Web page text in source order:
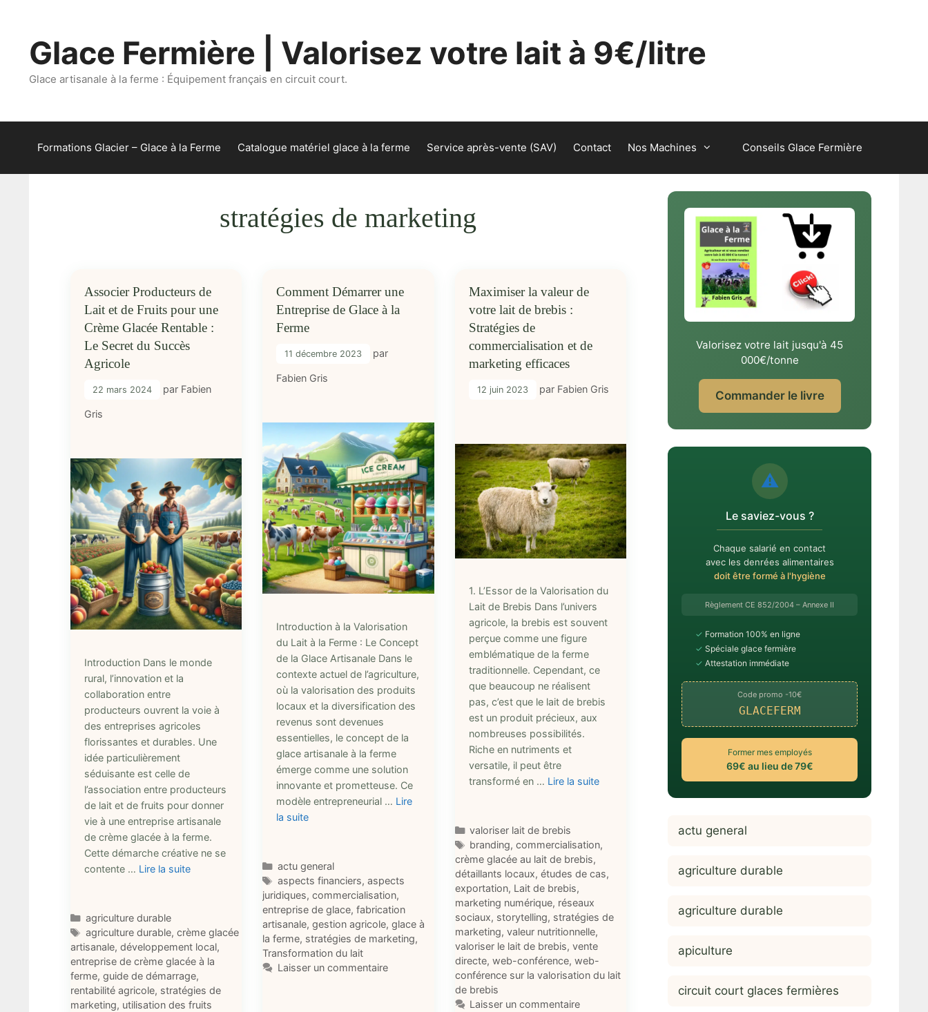
contenuGlace Fermière | Valorisez votre lait à 9€/litre
Glace artisanale à la ferme : Équipement français en circuit court.
Formations Glacier – Glace à la Ferme Catalogue matériel glace à la ferme Service après-vente (SAV) Contact Nos Machines Conseils Glace Fermière
stratégies de marketing
Associer Producteurs de
Lait et de Fruits pour une
Crème Glacée Rentable :
Le Secret du Succès
Agricole
22 mars 2024 par Fabien
Gris
Introduction Dans le monde
rural, l’innovation et la
collaboration entre
producteurs ouvrent la voie à
des entreprises agricoles
florissantes et durables. Une
idée particulièrement
séduisante est celle de
l’association entre producteurs
de lait et de fruits pour donner
vie à une entreprise artisanale
de crème glacée à la ferme.
Cette démarche créative ne se
contente … Lire la suite
Catégories
agriculture durable
Étiquettes
agriculture durable, crème glacée
artisanale, développement local,
entreprise de crème glacée à la
ferme, guide de démarrage,
rentabilité agricole, stratégies de
marketing, utilisation des fruits
Comment Démarrer une
Entreprise de Glace à la
Ferme
11 décembre 2023 par
Fabien Gris
Introduction à la Valorisation
du Lait à la Ferme : Le Concept
de la Glace Artisanale Dans le
contexte actuel de l’agriculture,
où la valorisation des produits
locaux et la diversification des
revenus sont devenues
essentielles, le concept de la
glace artisanale à la ferme
émerge comme une solution
innovante et prometteuse. Ce
modèle entrepreneurial … Lire
la suite
Catégories
actu general
Étiquettes
aspects financiers, aspects
juridiques,commercialisation,
entreprise de glace,fabrication
artisanale,gestion agricole,glace à
la ferme, stratégies de marketing,
Transformation du lait
Laisser un commentaire
Maximiser la valeur de
votre lait de brebis :
Stratégies de
commercialisation et de
marketing efficaces
12 juin 2023 par Fabien Gris
1. L’Essor de la Valorisation du
Lait de Brebis Dans l’univers
agricole, la brebis est souvent
perçue comme une figure
emblématique de la ferme
traditionnelle. Cependant, ce
que beaucoup ne réalisent
pas, c’est que le lait de brebis
est un produit précieux, aux
nombreuses possibilités.
Riche en nutriments et
versatile, il peut être
transformé en … Lire la suite
Catégories
valoriser lait de brebis
Étiquettes
branding,commercialisation,
crème glacée au lait de brebis,
détaillants locaux, études de cas,
exportation, Lait de brebis,
marketing numérique, réseaux
sociaux, storytelling, stratégies de
marketing, valeur nutritionnelle,
valoriser le lait de brebis, vente
directe, web-conférence, web-
conférence sur la valorisation du lait
de brebis
Laisser un commentaire
Valorisez votre lait jusqu'à 45
000€/tonne
Commander le livre
⚠️
Le saviez-vous ?
Chaque salarié en contact
avec les denrées alimentaires
doit être formé à l'hygiène
Règlement CE 852/2004 – Annexe II
✓ Formation 100% en ligne
✓ Spéciale glace fermière
✓ Attestation immédiate
Code promo -10€
GLACEFERM
Former mes employés
69€ au lieu de 79€
actu general
agriculture durable
agriculture durable
apiculture
circuit court glaces fermières